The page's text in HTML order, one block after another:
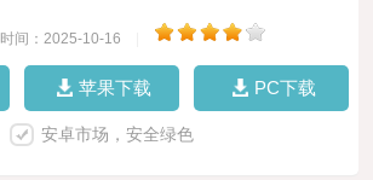
时间：2025-10-16
苹果下载 PC下载
安卓市场，安全绿色